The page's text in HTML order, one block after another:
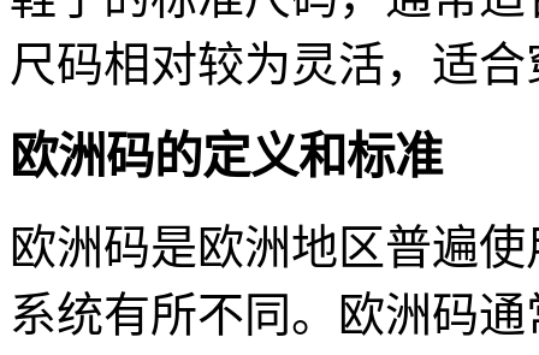
尺码相对较为灵活，适
欧洲码的定义和标准
欧洲码是欧洲地区普遍
系统有所不同。欧洲码